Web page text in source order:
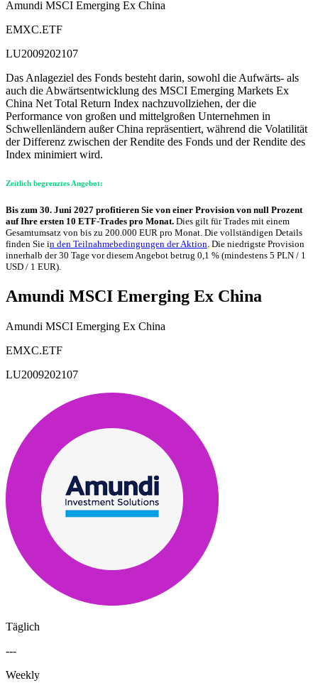
Amundi MSCI Emerging Ex China
EMXC.ETF
LU2009202107
Das Anlageziel des Fonds besteht darin, sowohl die Aufwärts- als
auch die Abwärtsentwicklung des MSCI Emerging Markets Ex
China Net Total Return Index nachzuvollziehen, der die
Performance von großen und mittelgroßen Unternehmen in
Schwellenländern außer China repräsentiert, während die Volatilität
der Differenz zwischen der Rendite des Fonds und der Rendite des
Index minimiert wird.
Zeitlich begrenztes Angebot:
Bis zum 30. Juni 2027 profitieren Sie von einer Provision von null Prozent
auf Ihre ersten 10 ETF-Trades pro Monat. Dies gilt für Trades mit einem
Gesamtumsatz von bis zu 200.000 EUR pro Monat. Die vollständigen Details
finden Sie in den Teilnahmebedingungen der Aktion. Die niedrigste Provision
innerhalb der 30 Tage vor diesem Angebot betrug 0,1 % (mindestens 5 PLN / 1
USD / 1 EUR).
Amundi MSCI Emerging Ex China
Amundi MSCI Emerging Ex China
EMXC.ETF
LU2009202107
Täglich
---
Weekly